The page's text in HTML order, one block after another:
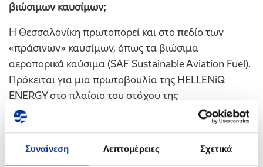
Συναίνεση Λεπτομέρειες Σχετικά
βιώσιμων καυσίμων;
Η Θεσσαλονίκη πρωτοπορεί και στο πεδίο των
«πράσινων» καυσίμων, όπως τα βιώσιμα
αεροπορικά καύσιμα (SAF Sustainable Aviation Fuel).
Πρόκειται για μια πρωτοβουλία της HELLENiQ
ENERGY στο πλαίσιο του στόχου της
απανθρακοποίησης. Από το καλοκαίρι του 2022,
πρώτη η
, μέσω της θυγατρικής
της ΕΚΟ, ανέλαβε την προμήθεια SAF στην Ελλάδα